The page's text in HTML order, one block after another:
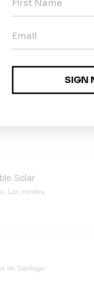
de Santiago
- Energía Solar
Las condes
Solar
Las condes
de Santiago